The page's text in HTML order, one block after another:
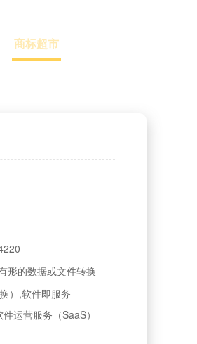
商标超市
形的数据或文件转换
）,软件即服务
运营服务（SaaS）